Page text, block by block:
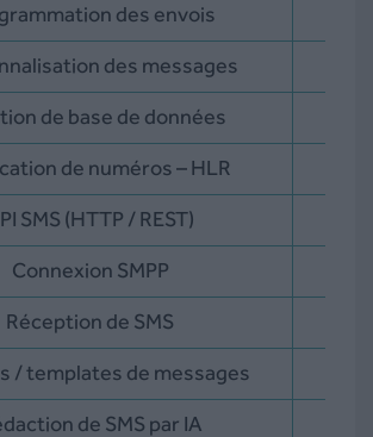
des envois
des messages
de base de données
de numéros – HLR
SMS (HTTP / REST)
Connexion SMPP
Réception de SMS
/ templates de messages
de SMS par IA